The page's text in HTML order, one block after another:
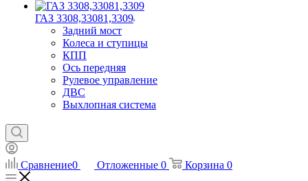
ГАЗ 3308,33081,3309
Задний мост
Колеса и ступицы
КПП
Ось передняя
Рулевое управление
ДВС
Выхлопная система
Сравнение0 Отложенные 0 Корзина 0